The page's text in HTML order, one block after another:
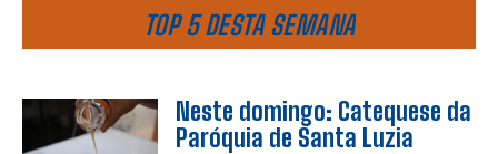
TOP 5 DESTA SEMANA
Neste domingo: Catequese da
Paróquia de Santa Luzia